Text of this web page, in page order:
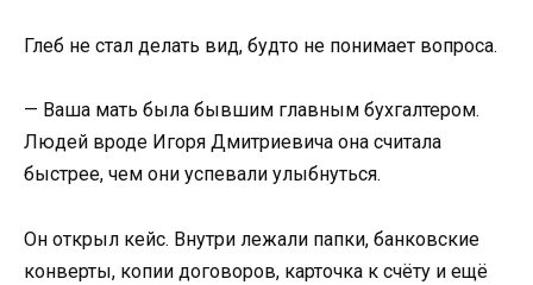
Глеб не стал делать вид, будто не понимает вопроса.
— Ваша мать была бывшим главным бухгалтером.
Людей вроде Игоря Дмитриевича она считала
быстрее, чем они успевали улыбнуться.
Он открыл кейс. Внутри лежали папки, банковские
конверты, копии договоров, карточка к счёту и ещё